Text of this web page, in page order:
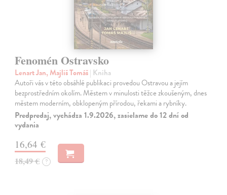
Fenomén Ostravsko
Lenart Jan, Majliš Tomáš| Kniha
Autoři vás v této obsáhlé publikaci provedou Ostravou a jejím
bezprostředním okolím. Městem v minulosti těžce zkoušeným, dnes
městem moderním, obklopeným přírodou, řekami a rybníky.
Predpredaj, vychádza 1.9.2026, zasielame do 12 dní od
vydania
16,64 €
18,49 € ?